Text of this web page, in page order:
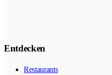
Entdecken
Restaurants